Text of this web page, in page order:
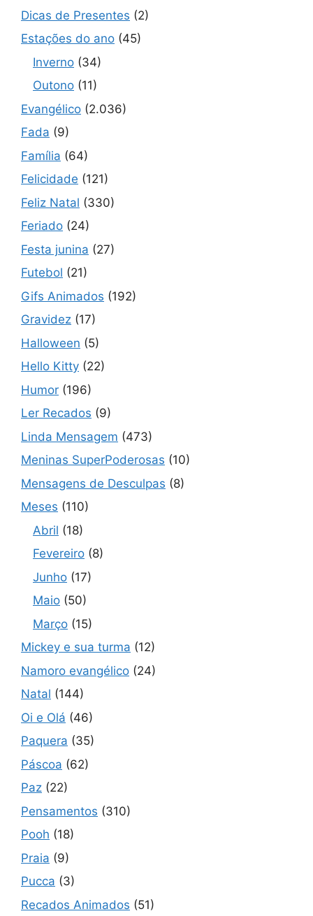
Dicas de Presentes (2)
Estações do ano (45)
Inverno (34)
Outono (11)
Evangélico (2.036)
Fada (9)
Família (64)
Felicidade (121)
Feliz Natal (330)
Feriado (24)
Festa junina (27)
Futebol (21)
Gifs Animados (192)
Gravidez (17)
Halloween (5)
Hello Kitty (22)
Humor (196)
Ler Recados (9)
Linda Mensagem (473)
Meninas SuperPoderosas (10)
Mensagens de Desculpas (8)
Meses (110)
Abril (18)
Fevereiro (8)
Junho (17)
Maio (50)
Março (15)
Mickey e sua turma (12)
Namoro evangélico (24)
Natal (144)
Oi e Olá (46)
Paquera (35)
Páscoa (62)
Paz (22)
Pensamentos (310)
Pooh (18)
Praia (9)
Pucca (3)
Recados Animados (51)